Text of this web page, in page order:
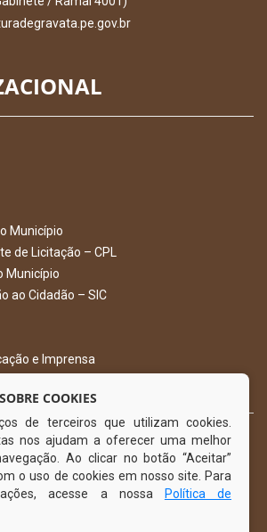
Município
de Licitação – CPL
Município
ao Cidadão – SIC
e Imprensa
FAN PAGE
COOKIES
de terceiros que utilizam cookies.
nos ajudam a oferecer uma melhor
Ao clicar no botão “Aceitar”
o uso de cookies em nosso site. Para
acesse a nossa
Política de